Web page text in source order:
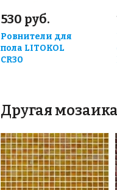
530 руб.
Ровнители для
пола LITOKOL
CR30
Другая мозаика